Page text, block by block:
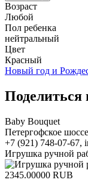
Возраст
Любой
Пол ребенка
нейтральный
Цвет
Красный
Новый год и
Поделиться
Baby Bouquet
Петергофское
+7 (921) 748-07-67,
Игрушка ручной
2345.00000 RUB